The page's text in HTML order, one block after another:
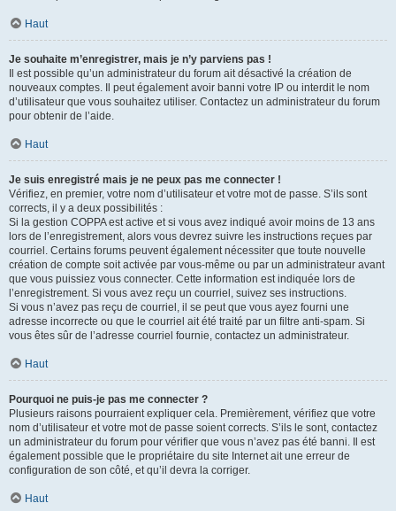
Haut
Je souhaite m’enregistrer, mais je n’y parviens pas !
Il est possible qu’un administrateur du forum ait désactivé la création de
nouveaux comptes. Il peut également avoir banni votre IP ou interdit le nom
d’utilisateur que vous souhaitez utiliser. Contactez un administrateur du forum
pour obtenir de l’aide.
Haut
Je suis enregistré mais je ne peux pas me connecter !
Vérifiez, en premier, votre nom d’utilisateur et votre mot de passe. S’ils sont
corrects, il y a deux possibilités :
Si la gestion COPPA est active et si vous avez indiqué avoir moins de 13 ans
lors de l’enregistrement, alors vous devrez suivre les instructions reçues par
courriel. Certains forums peuvent également nécessiter que toute nouvelle
création de compte soit activée par vous-même ou par un administrateur avant
que vous puissiez vous connecter. Cette information est indiquée lors de
l’enregistrement. Si vous avez reçu un courriel, suivez ses instructions.
Si vous n’avez pas reçu de courriel, il se peut que vous ayez fourni une
adresse incorrecte ou que le courriel ait été traité par un filtre anti-spam. Si
vous êtes sûr de l’adresse courriel fournie, contactez un administrateur.
Haut
Pourquoi ne puis-je pas me connecter ?
Plusieurs raisons pourraient expliquer cela. Premièrement, vérifiez que votre
nom d’utilisateur et votre mot de passe soient corrects. S’ils le sont, contactez
un administrateur du forum pour vérifier que vous n’avez pas été banni. Il est
également possible que le propriétaire du site Internet ait une erreur de
configuration de son côté, et qu’il devra la corriger.
Haut